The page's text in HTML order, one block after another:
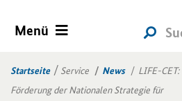
Menü
Startseite Service News
LIFE-CET:
Förderung der Nationalen Strategie für